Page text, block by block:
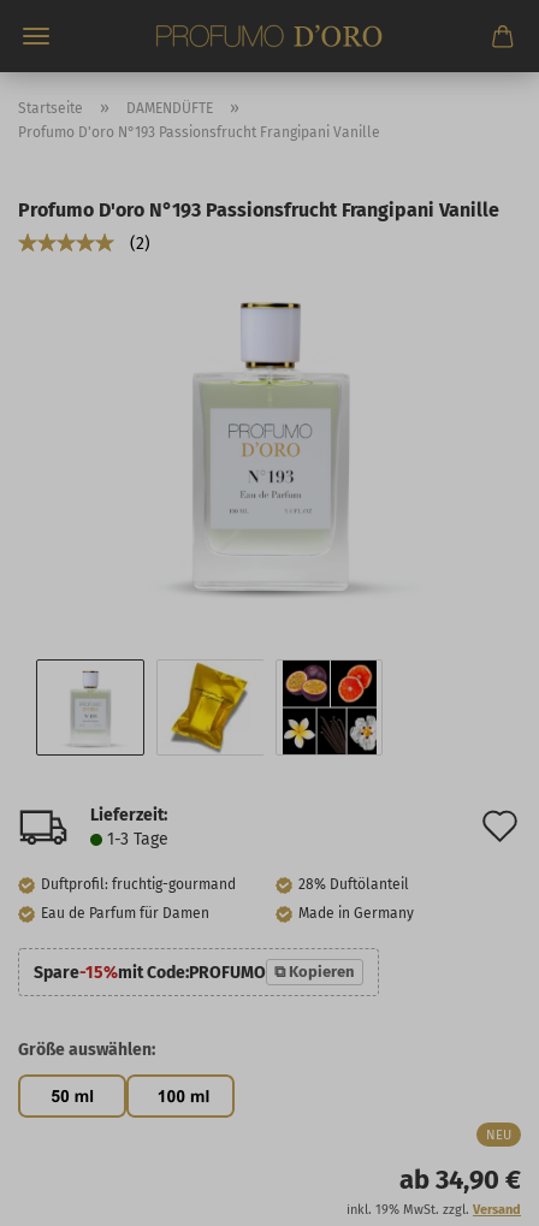
zum
Startseite » DAMENDÜFTE »
Profumo D'oro N°193 Passionsfrucht Frangipani Vanille
Profumo D'oro N°193 Passionsfrucht Frangipani Vanille
2
Lieferzeit:
1-3 Tage
Duftprofil: fruchtig-gourmand
28% Duftölanteil
Eau de Parfum für Damen
Made in Germany
Spare-15%mit Code:PROFUMO ⧉ Kopieren
Größe auswählen:
NEU
ab 34,90 €
inkl. 19% MwSt. zzgl. Versand